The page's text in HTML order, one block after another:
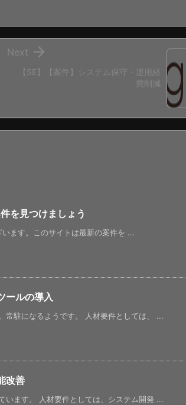
【SE】【案件】システム保守・運用経
費削減

Next
を見つけましょう
ます。このサイトは最新の案件を ...
ールの導入
常駐になるようです。 人材要件としては、 ...
改善
います。 人材要件としては、システム開発 ...